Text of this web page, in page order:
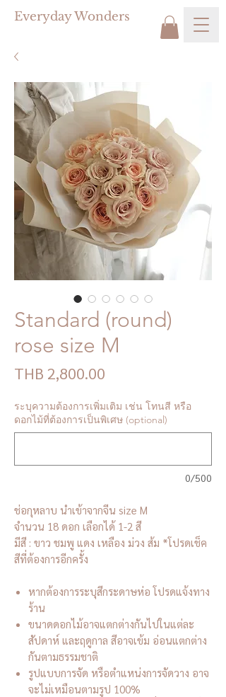
Everyday Wonders
Standard (round)
rose size M
THB 2,800.00
ระบุความต้องการเพิ่มเติม เช่น โทนสี หรือ
ดอกไม้ที่ต้องการเป็นพิเศษ (optional)
0/500
ช่อกุหลาบ นำเข้าจากจีน size M
จำนวน 18 ดอก เลือกได้ 1-2 สี
มีสี : ขาว ชมพู แดง เหลือง ม่วง ส้ม *โปรดเช็ค
สีที่ต้องการอีกครั้ง
หากต้องการระบุสีกระดาษห่อ โปรดแจ้งทาง
ร้าน
ขนาดดอกไม้อาจแตกต่างกันไปในแต่ละ
สัปดาห์ และฤดูกาล สีอาจเข้ม อ่อนแตกต่าง
กันตามธรรมชาติ
รูปแบบการจัด หรือตำแหน่งการจัดวาง อาจ
จะไม่เหมือนตามรูป 100%